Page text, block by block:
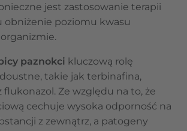
jest zastosowanie terapii
obniżenie poziomu kwasu
paznokci kluczową rolę
takie jak terbinafina,
flukonazol. Ze względu na to, że
cechuje wysoka odporność na
z zewnątrz, a patogeny